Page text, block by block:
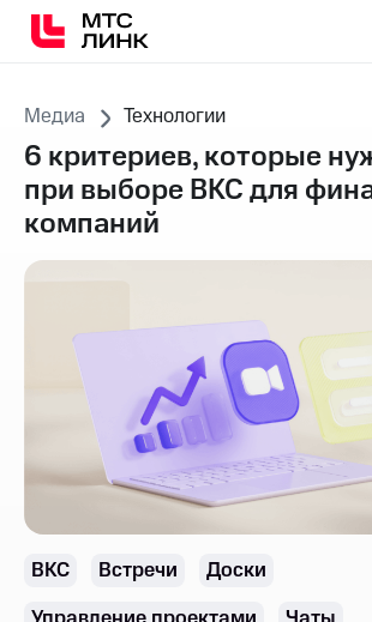
Медиа Технологии
6 критериев, которые
при выборе ВКС для
компаний
ВКС Встречи
Доски